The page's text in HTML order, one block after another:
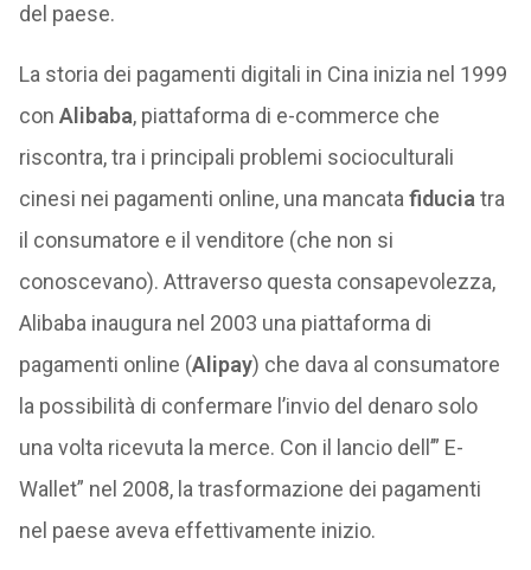
del paese.
La storia dei pagamenti digitali in Cina inizia nel 1999
con Alibaba, piattaforma di e-commerce che
riscontra, tra i principali problemi socioculturali
cinesi nei pagamenti online, una mancata fiducia tra
il consumatore e il venditore (che non si
conoscevano). Attraverso questa consapevolezza,
Alibaba inaugura nel 2003 una piattaforma di
pagamenti online (Alipay) che dava al consumatore
la possibilità di confermare l’invio del denaro solo
una volta ricevuta la merce. Con il lancio dell’” E-
Wallet” nel 2008, la trasformazione dei pagamenti
nel paese aveva effettivamente inizio.